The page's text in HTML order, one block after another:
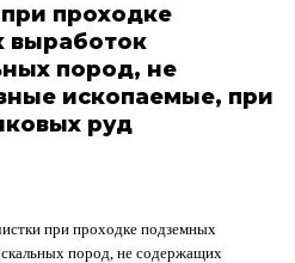
проходке
выработок
пород, не
ископаемые, при
руд
при проходке подземных
пород, не содержащих